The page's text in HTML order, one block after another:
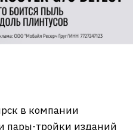
в компании
пары-тройки изданий